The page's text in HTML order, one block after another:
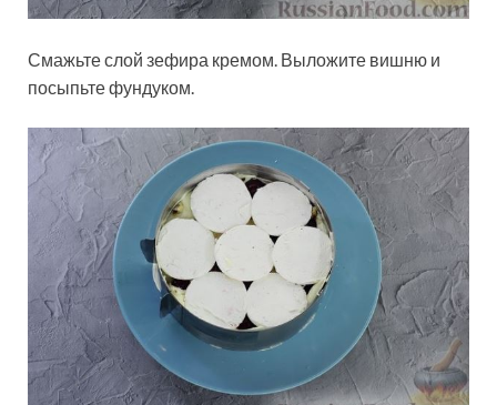
Смажьте слой зефира кремом. Выложите вишню и
посыпьте фундуком.